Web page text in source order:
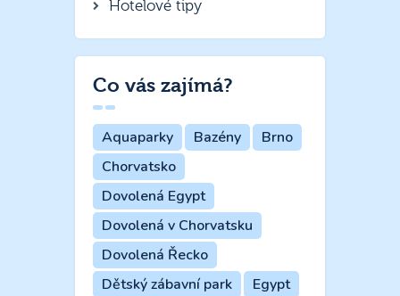
Hotelové tipy
Co vás zajímá?
Aquaparky Bazény
Brno
Chorvatsko
Dovolená Egypt
Dovolená v Chorvatsku
Dovolená Řecko
Dětský zábavní park
Egypt